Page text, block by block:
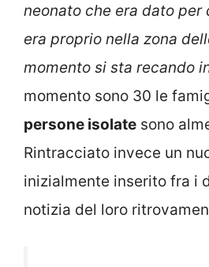
neonato che era dato per
era proprio nella zona
momento si sta recando
momento sono 30 le
persone isolate sono
Rintracciato invece un
inizialmente inserito fra i
notizia del loro